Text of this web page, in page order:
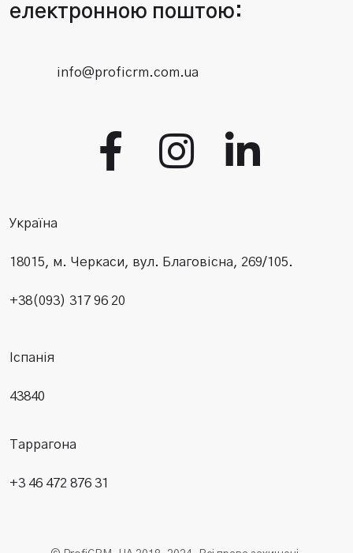
електронною поштою:
info@proficrm.com.ua
Україна
18015, м. Черкаси, вул. Благовісна, 269/105.
+38(093) 317 96 20
Іспанія
43840
Таррагона
+3 46 472 876 31